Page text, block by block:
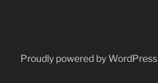
Proudly powered by WordPress